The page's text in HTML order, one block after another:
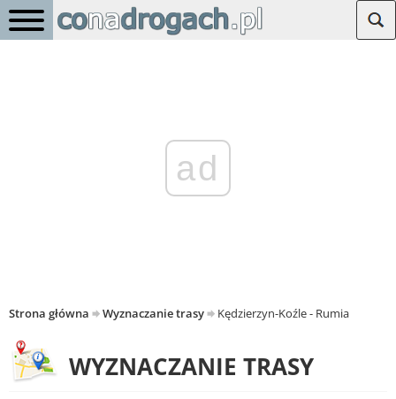
ad
Strona główna Wyznaczanie trasy Kędzierzyn-Koźle - Rumia
WYZNACZANIE TRASY